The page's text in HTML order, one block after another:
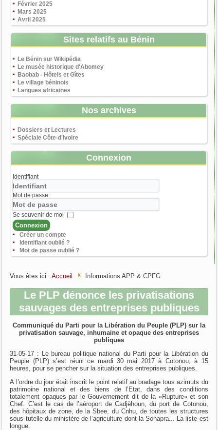
Février 2025
Mars 2025
Avril 2025
Sites relatifs au Bénin
Le Bénin sur Wikipédia
Le musée historique d'Abomey
Baobab - Hôtels et Gîtes
Le village béninois
Langues africaines
Nos archives
Dossiers et Lectures
Spéciale Côte-d'Ivoire
Connexion
Identifiant
Mot de passe
Se souvenir de moi
Connexion
Créer un compte
Identifiant oublié ?
Mot de passe oublié ?
Vous êtes ici :Accueil Informations APP & CPFG
Le PLP dénonce les privatisations
sauvages des entreprises publiques
Communiqué du Parti pour la Libération du Peuple (PLP) sur la
privatisation sauvage, inhumaine et opaque des entreprises
publiques
31-05-17 : Le bureau politique national du Parti pour la Libération du
Peuple (PLP) s’est réuni ce mardi 30 mai 2017 à Cotonou, à 15
heures, pour se pencher sur la situation des entreprises publiques.
A l’ordre du jour était inscrit le point relatif au bradage tous azimuts du
patrimoine national et des biens de l’Etat, dans des conditions
totalement opaques par le Gouvernement dit de la «Rupture» et son
Chef. C’est le cas de l’aéroport de Cadjèhoun, du port de Cotonou,
des hôpitaux de zone, de la Sbee, du Cnhu, de toutes les structures
sous tutelle du ministère de l’agriculture dont la Sonapra... La liste est
longue.